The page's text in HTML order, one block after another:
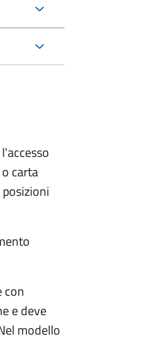
carta
con
e deve
modello